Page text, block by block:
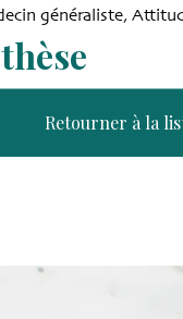
généraliste,
Retourner à la